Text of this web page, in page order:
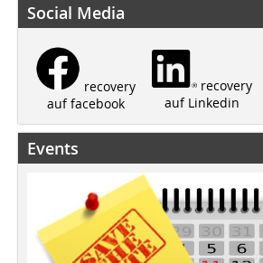
Social Media
recovery
auf facebook
recovery
auf Linkedin
Events